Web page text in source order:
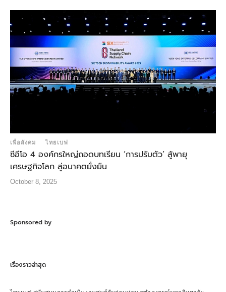
เพื่อสังคม ไทยเบฟ
ซีอีโอ 4 องค์กรใหญ่ถอดบทเรียน ‘การปรับตัว’ สู้พายุ
เศรษฐกิจโลก สู่อนาคตยั่งยืน
October 8, 2025
Sponsored by
เรื่องราวล่าสุด